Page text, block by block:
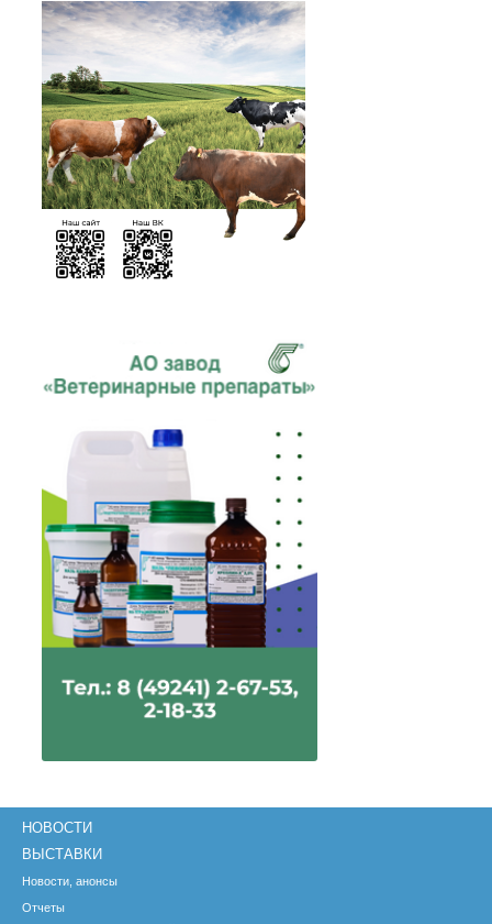
НОВОСТИ
ВЫСТАВКИ
Новости, анонсы
Отчеты